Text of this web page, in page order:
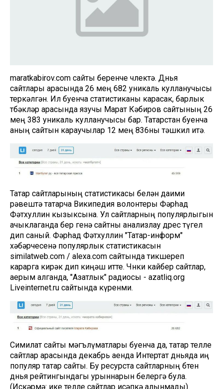
maratkabirov.com сайты беренче өчлектә. Дөнья
сайтлары арасында 26 мең 682 уникаль кулланучысы
теркәлгән. Ил буенча статистиканы карасак, барлык
төбәкләр арасында язучы Марат Кәбиров сайтының 26
мең 383 уникаль кулланучысы бар. Татарстан буенча
аның сайтын караучылар 12 мең 836ны тәшкил итә.
Татар сайтларының статистикасы белән даими
рәвештә татарча Википедия волонтеры Фәрһад
Фәтхуллин кызыксына. Ул сайтларның популярлыгын
ачыклаганда бер генә сайтны анализлау дөрес түгел
дип саный. Фәрһад Фәтхуллин "Татар-информ"
хәбәрчесенә популярлык статистикасын
similatweb.com / alexa.com сайтында тикшереп
карарга кирәк дип киңәш итте. Чөнки кайбер сайтлар,
аерым алганда, "Азатлык" радиосы - azatliq.org
Liveinternet.ru сайтында күренми.
Симилат сайты мәгълүматлары буенча да, татар телле
сайтлар арасында декабрь аенда Интертат дөньяда иң
популяр татар сайты. Бу ресурста сайтларның бөтен
дөнья рейтингындагы урыннарын белергә була.
(Искәрмә: ике телле сайтлар исәпкә алынмады).